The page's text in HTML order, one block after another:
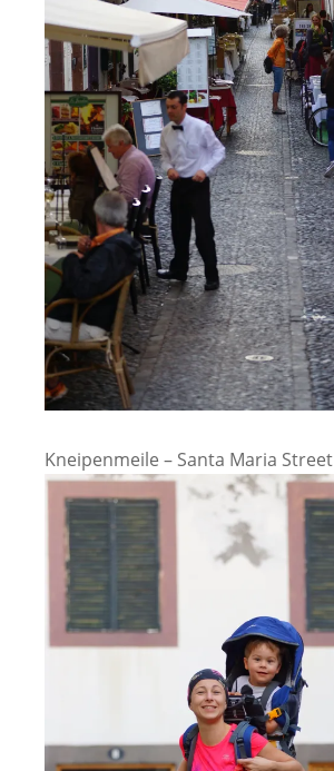
Kneipenmeile – Santa Maria Street